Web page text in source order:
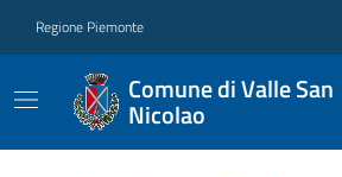
Regione Piemonte
Comune di Valle San
Nicolao